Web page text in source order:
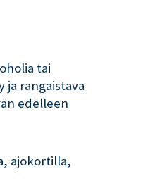
tai
rangaistava
edelleen
ajokortilla,